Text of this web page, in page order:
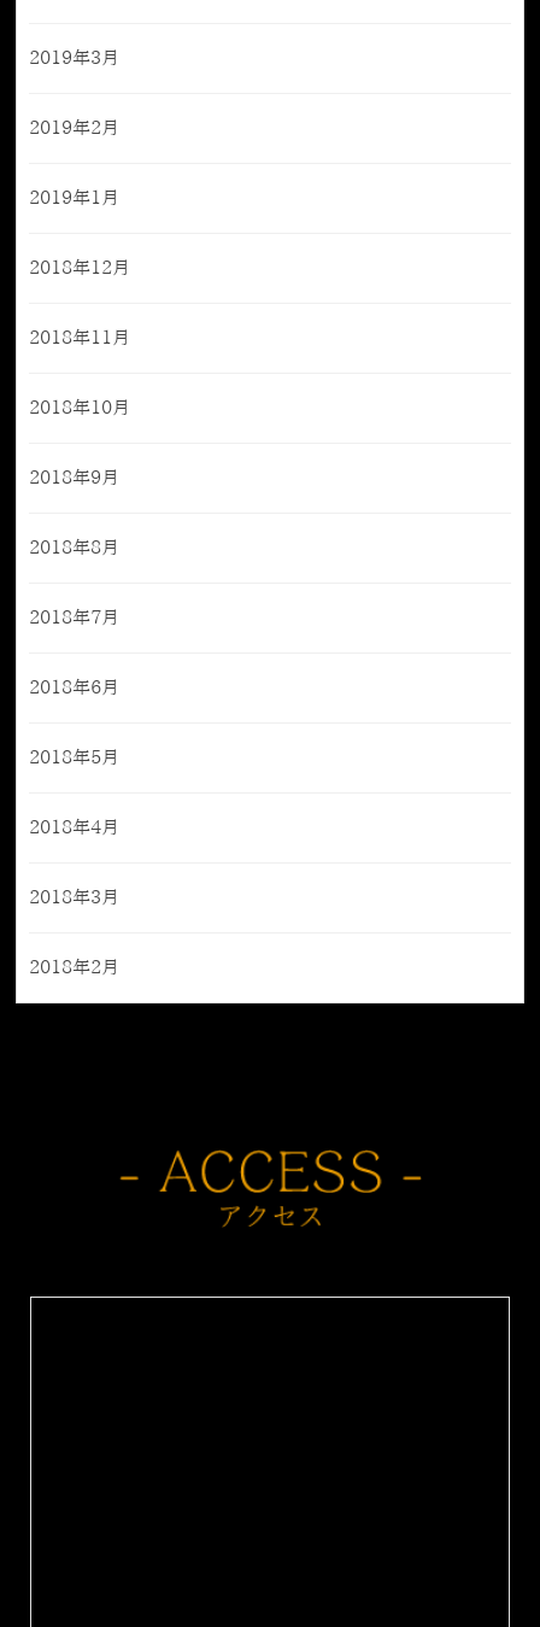
2019年3月
2019年2月
2019年1月
2018年12月
2018年11月
2018年10月
2018年9月
2018年8月
2018年7月
2018年6月
2018年5月
2018年4月
2018年3月
2018年2月